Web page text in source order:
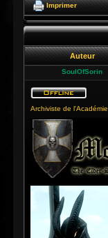
Imprimer
Auteur
SoulOfSorin
Archiviste de l'Académie